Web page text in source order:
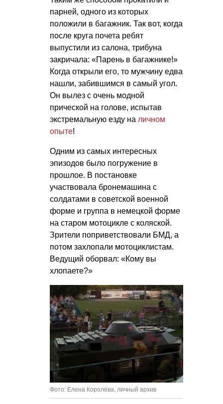
парней, одного из которых
положили в багажник. Так вот, когда
после круга почета ребят
выпустили из салона, трибуна
закричала: «Парень в багажнике!»
Когда открыли его, то мужчину едва
нашли, забившимся в самый угол.
Он вылез с очень модной
прической на голове, испытав
экстремальную езду на личном
опыте!
Одним из самых интересных
эпизодов было погружение в
прошлое. В постановке
участвовала бронемашина с
солдатами в советской военной
форме и группа в немецкой форме
на старом мотоцикле с коляской.
Зрители поприветствовали БМД, а
потом захлопали мотоциклистам.
Ведущий оборвал: «Кому вы
хлопаете?»
Фото: Елена Королёва, личный архив